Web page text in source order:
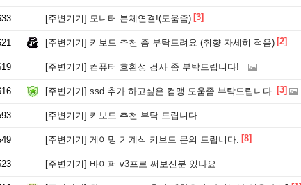
[주변기기] 모니터 본체연결!(도움좀) [3]
[주변기기] 키보드 추천 좀 부탁드려요 (취향 자세히 적음) [2]
[주변기기] 컴퓨터 호환성 검사 좀 부탁드립니다!
[주변기기] ssd 추가 하고싶은 컴맹 도움좀 부탁드립니다. [3]
[주변기기] 키보드 추천 부탁 드립니다.
[주변기기] 게이밍 기계식 키보드 문의 드립니다. [8]
[주변기기] 바이퍼 v3프로 써보신분 있나요